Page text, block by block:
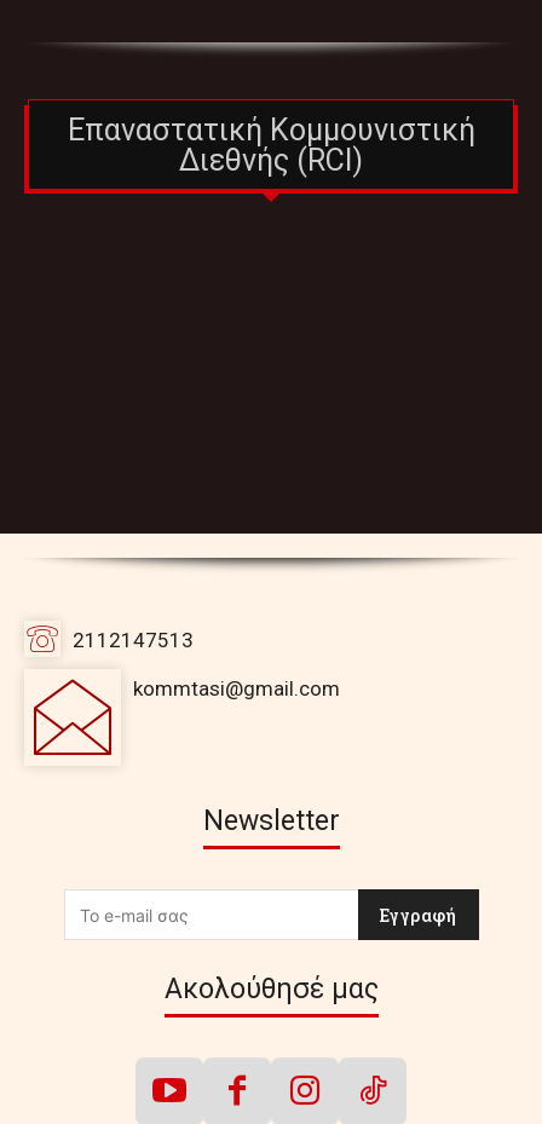
Επαναστατική Κομμουνιστική
Διεθνής (RCI)
2112147513
kommtasi@gmail.com
Newsletter
Εγγραφή
Ακολούθησέ μας